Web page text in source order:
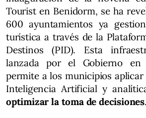
Tourist en Benidorm, se ha
600 ayuntamientos ya
turística a través de la
Destinos (PID). Esta
lanzada por el Gobierno en
permite a los municipios
Inteligencia Artificial y
optimizar la toma de decisiones.